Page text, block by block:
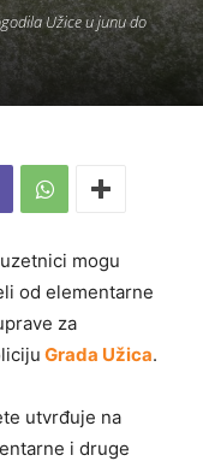
Užice u junu do
mogu
od elementarne
za
Grada Užica.
utvrđuje na
i druge